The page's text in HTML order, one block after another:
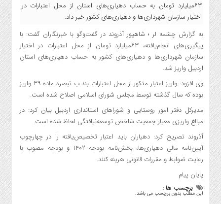
۶۳میلیارد تومان به حساب دهیار‌ی‌های استان از محل اعتبارات در
اختیار سازمان شهرداری‌ها و دهیاری‌های کشور خبر داد.
به گزارش چشمه لر ؛ شاهپور آذروند در گفت‌وگو با خبرنگاران گفت: با
پیگیری‌های انجام‌یافته، ۶۳میلیارد تومان از محل اعتبارات در اختیار
سازمان شهرداری‌ها و دهیاری‌های کشور به حساب دهیار‌ی‌های استان
اردبیل واریز شد.
وی افزود: واریز اعتبار مذکور از محل اعتبارات بند ب تبصره ماده ۳۹ واریز
بوده که سال گذشته توسط مجلس شورای اسلامی اصلاح شده است.
مدیرکل دفتر امور روستایی و شوراهای استانداری اردبیل بیان کرد: در
مبالغ واریزی معیار جمعیت شاخص توسعه‌نیافتگی لحاظ شده است.
آذروند تصریح کرد: دهیاران باید اعتبار تخصیص‌یافته را در چهارچوب
آیین‌نامه مالی دهیاری‌ها، بخش‌نامه بودجه ۱۴۰۲ و بودجه مصوب با
رعایت ضوابط و مقررات قانونی هرینه کنند.
پایان پیام
برچسب ها :
این مطلب بدون برچسب می باشد.